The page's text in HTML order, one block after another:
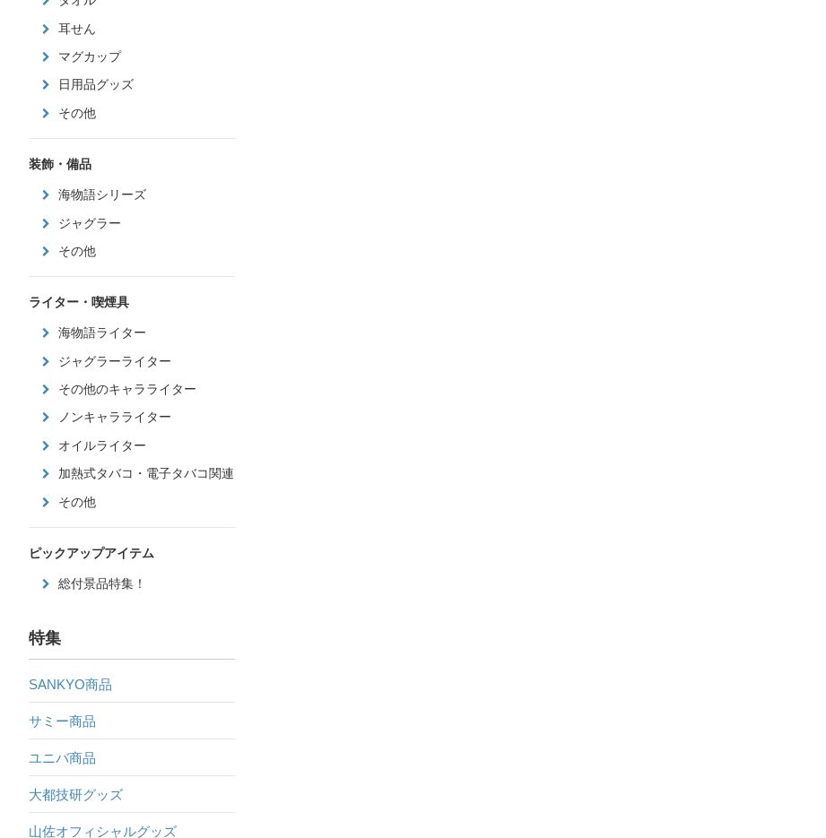
耳せん
マグカップ
日用品グッズ
その他
装飾・備品
海物語シリーズ
ジャグラー
その他
ライター・喫煙具
海物語ライター
ジャグラーライター
その他のキャラライター
ノンキャラライター
オイルライター
加熱式タバコ・電子タバコ関連
その他
ピックアップアイテム
総付景品特集！
特集
SANKYO商品
サミー商品
ユニバ商品
大都技研グッズ
山佐オフィシャルグッズ